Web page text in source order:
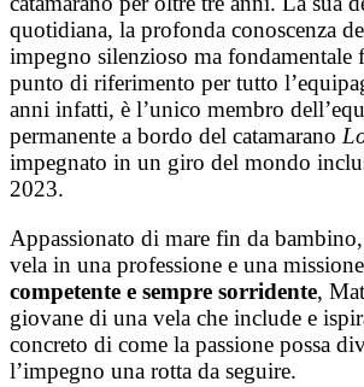
quotidiana, la profonda conoscenza
impegno silenzioso ma
punto di riferimento per tutto
anni infatti, è l’unico membro
permanente a bordo del catamarano
impegnato in un giro del mondo
2023.
Appassionato di mare fin da
vela in una professione e una
competente e sempre sorridente,
giovane di una vela che include e
concreto di come la passione possa
l’impegno una rotta da seguire.